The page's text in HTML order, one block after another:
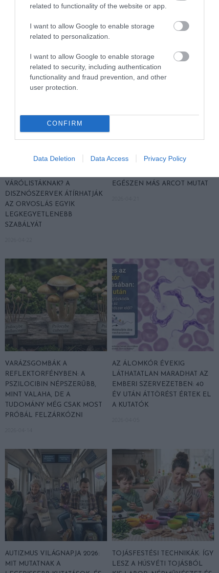
related to functionality of the website or app.
I want to allow Google to enable storage
related to personalization.
I want to allow Google to enable storage
related to security, including authentication
functionality and fraud prevention, and other
user protection.
CONFIRM
Data Deletion Data Access Privacy Policy
MEGTANÍTOTTA A VILÁGNAK,
TERMÉSZETET
2026-05-08
AZ OKOZTA A RÁKOT
VÁRÓLISTÁKNAK? A
DISZNÓSZERVEK ÁTÍRHATJÁK
AZ ORVOSLÁS EGYIK
LEGKEGYETLENEBB
SZABÁLYÁT
AUDHD: AMIKOR AZ AUTIZMUS
EGÉSZEN MÁS ARCOT MUTAT
VARÁZSGOMBÁK A
REFLEKTORFÉNYBEN: A
PSZILOCIBIN NÉPSZERŰBB,
MINT VALAHA, DE A
TUDOMÁNY MÉG CSAK MOST
PRÓBÁL FELZÁRKÓZNI
AZ ÁLOMKÓR ÉVEKIG
LÁTHATATLAN MARADHAT AZ
EMBERI SZERVEZETBEN: 40
ÉV UTÁN ÁTTÖRÉST ÉRTEK EL
A KUTATÓK
AUTIZMUS VILÁGNAPJA 2026:
MIT MUTATNAK A
TOJÁSFESTÉSI TECHNIKÁK: ÍGY
LESZ A HÚSVÉTI TOJÁSBÓL